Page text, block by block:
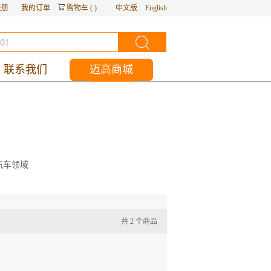
中文版 English
购物车 ( )
我的订单
联系我们 迈高商城
车领域
共 2 个商品